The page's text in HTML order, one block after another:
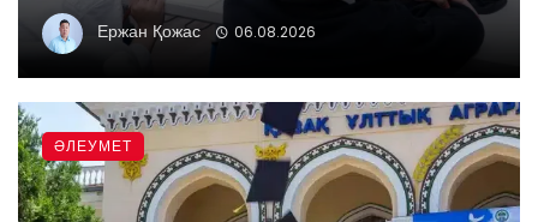
Ержан Қожас 06.08.2026
ӘЛЕУМЕТ